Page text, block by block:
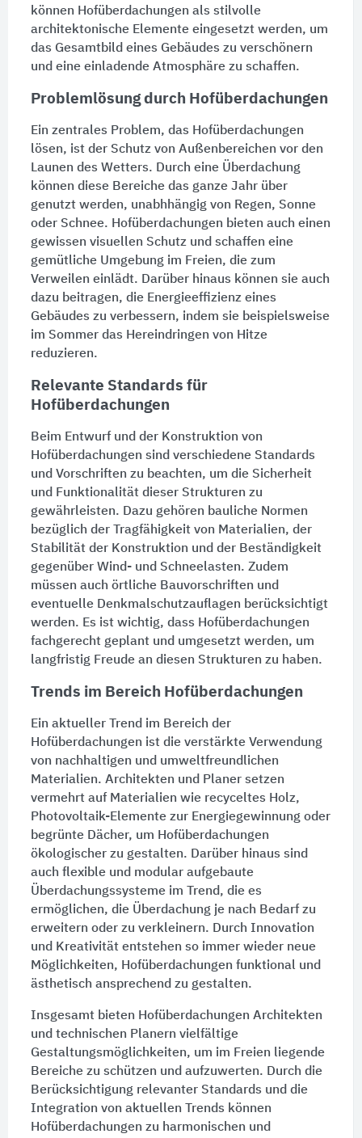
können Hofüberdachungen als stilvolle
architektonische Elemente eingesetzt werden, um
das Gesamtbild eines Gebäudes zu verschönern
und eine einladende Atmosphäre zu schaffen.
Problemlösung durch Hofüberdachungen
Ein zentrales Problem, das Hofüberdachungen
lösen, ist der Schutz von Außenbereichen vor den
Launen des Wetters. Durch eine Überdachung
können diese Bereiche das ganze Jahr über
genutzt werden, unabhhängig von Regen, Sonne
oder Schnee. Hofüberdachungen bieten auch einen
gewissen visuellen Schutz und schaffen eine
gemütliche Umgebung im Freien, die zum
Verweilen einlädt. Darüber hinaus können sie auch
dazu beitragen, die Energieeffizienz eines
Gebäudes zu verbessern, indem sie beispielsweise
im Sommer das Hereindringen von Hitze
reduzieren.
Relevante Standards für
Hofüberdachungen
Beim Entwurf und der Konstruktion von
Hofüberdachungen sind verschiedene Standards
und Vorschriften zu beachten, um die Sicherheit
und Funktionalität dieser Strukturen zu
gewährleisten. Dazu gehören bauliche Normen
bezüglich der Tragfähigkeit von Materialien, der
Stabilität der Konstruktion und der Beständigkeit
gegenüber Wind- und Schneelasten. Zudem
müssen auch örtliche Bauvorschriften und
eventuelle Denkmalschutzauflagen berücksichtigt
werden. Es ist wichtig, dass Hofüberdachungen
fachgerecht geplant und umgesetzt werden, um
langfristig Freude an diesen Strukturen zu haben.
Trends im Bereich Hofüberdachungen
Ein aktueller Trend im Bereich der
Hofüberdachungen ist die verstärkte Verwendung
von nachhaltigen und umweltfreundlichen
Materialien. Architekten und Planer setzen
vermehrt auf Materialien wie recyceltes Holz,
Photovoltaik-Elemente zur Energiegewinnung oder
begrünte Dächer, um Hofüberdachungen
ökologischer zu gestalten. Darüber hinaus sind
auch flexible und modular aufgebaute
Überdachungssystemeim Trend, die es
ermöglichen, die Überdachungje nach Bedarf zu
erweitern oder zu verkleinern. Durch Innovation
und Kreativität entstehen so immer wieder neue
Möglichkeiten, Hofüberdachungen funktional und
ästhetisch ansprechend zu gestalten.
Insgesamt bieten Hofüberdachungen Architekten
und technischen Planern vielfältige
Gestaltungsmöglichkeiten, um im Freien liegende
Bereiche zu schützen und aufzuwerten. Durch die
Berücksichtigung relevanter Standards und die
Integration von aktuellen Trends können
Hofüberdachungen zu harmonischen und